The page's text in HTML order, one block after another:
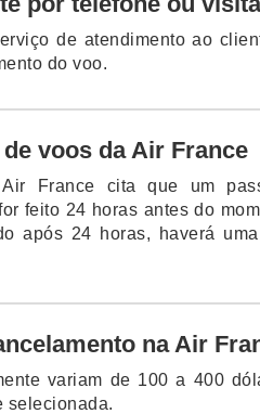
de atendimento ao
do voo.
voos da Air France
France cita que um
feito 24 horas antes do
após 24 horas, haverá
na Air
variam de 100 a 400
selecionada.